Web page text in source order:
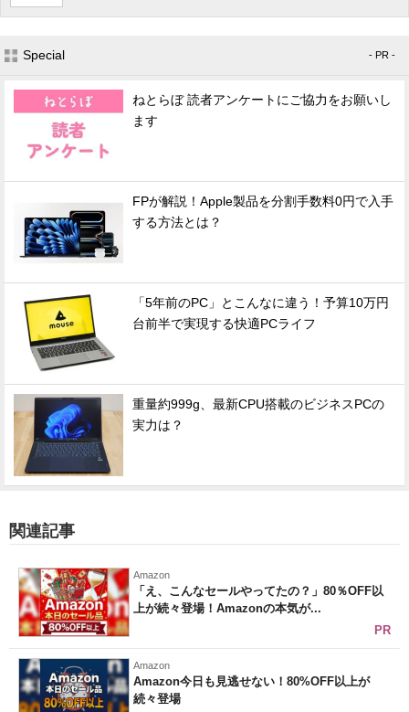
Special - PR -
ねとらぼ 読者アンケートにご協力をお願いし
ます
FPが解説！Apple製品を分割手数料0円で入手
する方法とは？
「5年前のPC」とこんなに違う！予算10万円
台前半で実現する快適PCライフ
重量約999g、最新CPU搭載のビジネスPCの
実力は？
関連記事
Amazon
「え、こんなセールやってたの？」80％OFF以
上が続々登場！Amazonの本気が...
PR
Amazon
Amazon今日も見逃せない！80%OFF以上が
続々登場